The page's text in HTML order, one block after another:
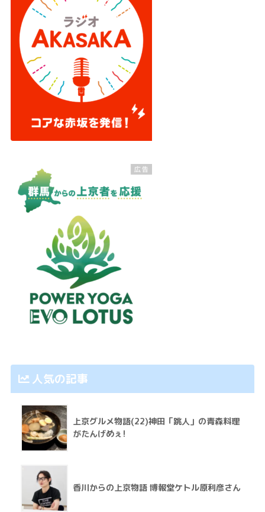
人気の記事
上京グルメ物語(22)神田「跳人」の青森料理
がたんげめぇ!
香川からの上京物語 博報堂ケトル原利彦さん